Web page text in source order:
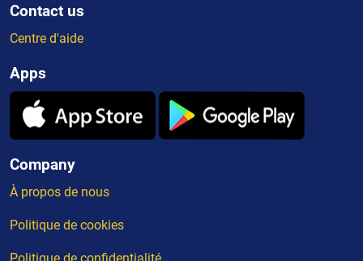
Contact us
Centre d'aide
Apps
Company
À propos de nous
Politique de cookies
Politique de confidentialité